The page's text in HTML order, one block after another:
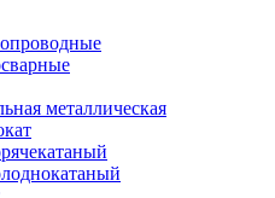
металлическая